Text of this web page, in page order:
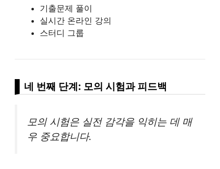
기출문제 풀이
실시간 온라인 강의
스터디 그룹
네 번째 단계: 모의 시험과 피드백
모의 시험은 실전 감각을 익히는 데 매
우 중요합니다.